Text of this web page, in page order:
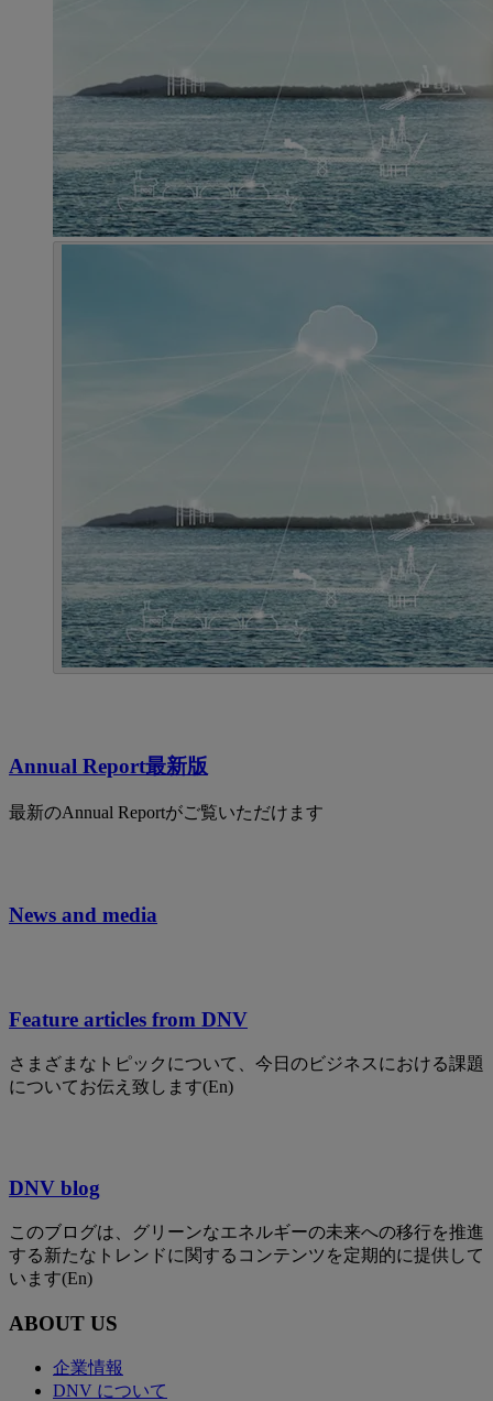
Annual Report最新版
最新のAnnual Reportがご覧いただけます
News and media
Feature articles from DNV
さまざまなトピックについて、今日のビジネスにおける課題
についてお伝え致します(En)
DNV blog
このブログは、グリーンなエネルギーの未来への移行を推進
する新たなトレンドに関するコンテンツを定期的に提供して
います(En)
ABOUT US
企業情報
DNV について